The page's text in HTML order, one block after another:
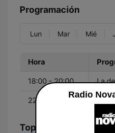
Programación
Lun Mar Mié
Hora
18:00 - 20:00 La
22:00 - 00:00
Top Canciones
Radio